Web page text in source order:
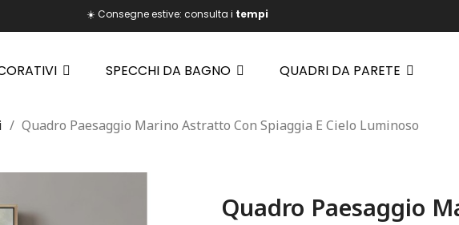
☀️ Consegne estive: consulta i tempi
SPECCHI DA BAGNO QUADRI DA PARETE
Quadro Paesaggio Marino Astratto Con Spiaggia E Cielo Luminoso
Quadro Paesaggio